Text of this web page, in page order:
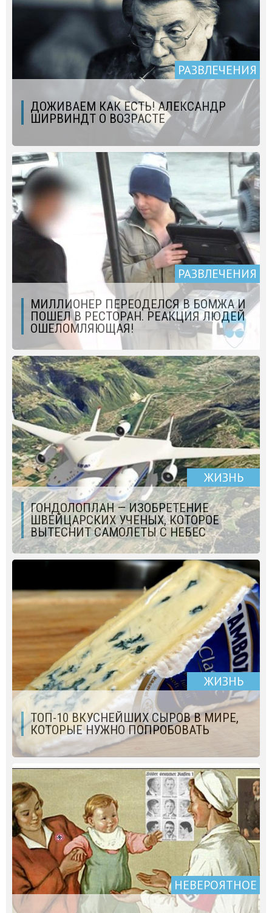
РАЗВЛЕЧЕНИЯ
ДОЖИВАЕМ КАК ЕСТЬ! АЛЕКСАНДР
ШИРВИНДТ О ВОЗРАСТЕ
РАЗВЛЕЧЕНИЯ
МИЛЛИОНЕР ПЕРЕОДЕЛСЯ В БОМЖА И
ПОШЕЛ В РЕСТОРАН. РЕАКЦИЯ ЛЮДЕЙ
ОШЕЛОМЛЯЮЩАЯ!
ЖИЗНЬ
ГОНДОЛОПЛАН — ИЗОБРЕТЕНИЕ
ШВЕЙЦАРСКИХ УЧЕНЫХ, КОТОРОЕ
ВЫТЕСНИТ САМОЛЕТЫ С НЕБЕС
ЖИЗНЬ
ТОП-10 ВКУСНЕЙШИХ СЫРОВ В МИРЕ,
КОТОРЫЕ НУЖНО ПОПРОБОВАТЬ
НЕВЕРОЯТНОЕ